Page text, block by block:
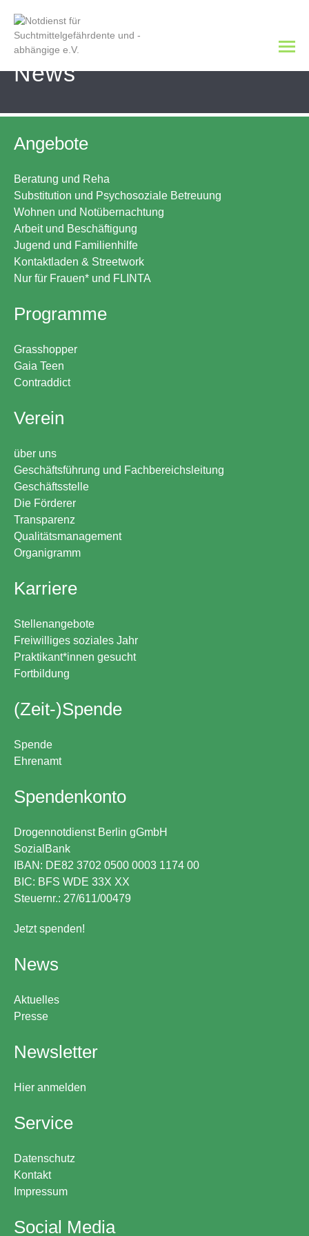
News
Angebote
Beratung und Reha
Substitution und Psychosoziale Betreuung
Wohnen und Notübernachtung
Arbeit und Beschäftigung
Jugend und Familienhilfe
Kontaktladen & Streetwork
Nur für Frauen* und FLINTA
Programme
Grasshopper
Gaia Teen
Contraddict
Verein
über uns
Geschäftsführung und Fachbereichsleitung
Geschäftsstelle
Die Förderer
Transparenz
Qualitätsmanagement
Organigramm
Karriere
Stellenangebote
Freiwilliges soziales Jahr
Praktikant*innen gesucht
Fortbildung
(Zeit-)Spende
Spende
Ehrenamt
Spendenkonto
Drogennotdienst Berlin gGmbH
SozialBank
IBAN: DE82 3702 0500 0003 1174 00
BIC: BFS WDE 33X XX
Steuernr.: 27/611/00479
Jetzt spenden!
News
Aktuelles
Presse
Newsletter
Hier anmelden
Service
Datenschutz
Kontakt
Impressum
Social Media